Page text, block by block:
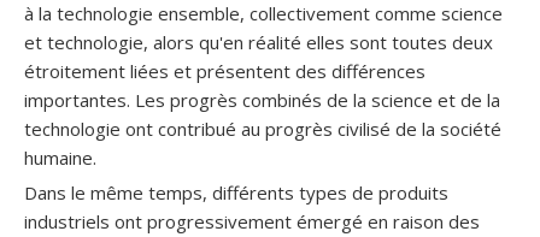
Machine à cintrer de tuyau de cuivre de servomoteur hydraulique NC
à la technologie ensemble, collectivement comme science
et technologie, alors qu'en réalité elles sont toutes deux
étroitement liées et présentent des différences
importantes. Les progrès combinés de la science et de la
technologie ont contribué au progrès civilisé de la société
humaine.
Dans le même temps, différents types de produits
industriels ont progressivement émergé en raison des